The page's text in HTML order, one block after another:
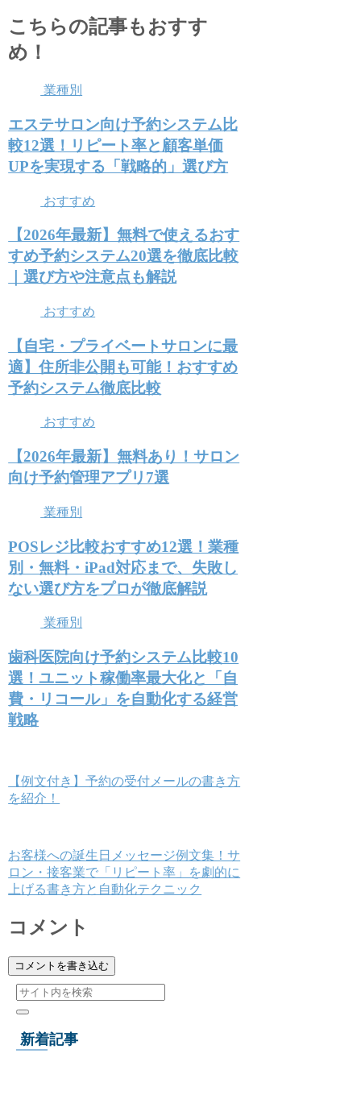
こちらの記事もおすす
め！
業種別
エステサロン向け予約システム比
較12選！リピート率と顧客単価
UPを実現する「戦略的」選び方
おすすめ
【2026年最新】無料で使えるおす
すめ予約システム20選を徹底比較
｜選び方や注意点も解説
おすすめ
【自宅・プライベートサロンに最
適】住所非公開も可能！おすすめ
予約システム徹底比較
おすすめ
【2026年最新】無料あり！サロン
向け予約管理アプリ7選
業種別
POSレジ比較おすすめ12選！業種
別・無料・iPad対応まで、失敗し
ない選び方をプロが徹底解説
業種別
歯科医院向け予約システム比較10
選！ユニット稼働率最大化と「自
費・リコール」を自動化する経営
戦略
【例文付き】予約の受付メールの書き方
を紹介！
お客様への誕生日メッセージ例文集！サ
ロン・接客業で「リピート率」を劇的に
上げる書き方と自動化テクニック
コメント
コメントを書き込む
新着記事